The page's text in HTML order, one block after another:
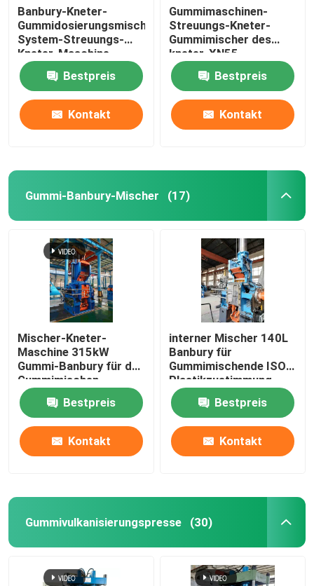
Banbury-Kneter-
Gummidosierungsmischendes
System-Streuungs-
Kneter-Maschine
Bestpreis
Kontakt
Gummimaschinen-
Streuungs-Kneter-
Gummimischer des
kneter-XN55
Bestpreis
Kontakt
Gummi-Banbury-Mischer (17)
Mischer-Kneter-
Maschine 315kW
Gummi-Banbury für das
Gummimischen
Bestpreis
Kontakt
interner Mischer 140L
Banbury für
Gummimischende ISO-
Plastikzustimmung
Bestpreis
Kontakt
Gummivulkanisierungspresse (30)